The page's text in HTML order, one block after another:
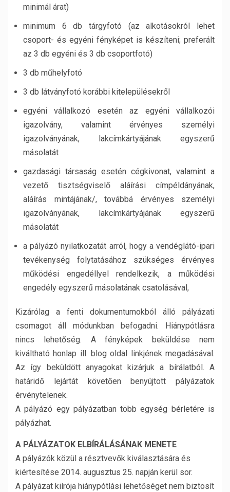
minimál árat)
minimum 6 db tárgyfotó (az alkotásokról lehet
csoport- és egyéni fényképet is készíteni; preferált
az 3 db egyéni és 3 db csoportfotó)
3 db műhelyfotó
3 db látványfotó korábbi kitelepülésekről
egyéni vállalkozó esetén az egyéni vállalkozói
igazolvány, valamint érvényes személyi
igazolványának, lakcímkártyájának egyszerű
másolatát
gazdasági társaság esetén cégkivonat, valamint a
vezető tisztségviselő aláírási címpéldányának,
aláírás mintájának/, továbbá érvényes személyi
igazolványának, lakcímkártyájának egyszerű
másolatát
a pályázó nyilatkozatát arról, hogy a vendéglátó-ipari
tevékenység folytatásához szükséges érvényes
működési engedéllyel rendelkezik, a működési
engedély egyszerű másolatának csatolásával,
Kizárólag a fenti dokumentumokból álló pályázati
csomagot áll módunkban befogadni. Hiánypótlásra
nincs lehetőség. A fényképek beküldése nem
kiváltható honlap ill. blog oldal linkjének megadásával.
Az így beküldött anyagokat kizárjuk a bírálatból. A
határidő lejártát követően benyújtott pályázatok
érvénytelenek.
A pályázó egy pályázatban több egység bérletére is
pályázhat.
A PÁLYÁZATOK ELBÍRÁLÁSÁNAK MENETE
A pályázók közül a résztvevők kiválasztására és
kiértesítése 2014. augusztus 25. napján kerül sor.
A pályázat kiírója hiánypótlási lehetőséget nem biztosít